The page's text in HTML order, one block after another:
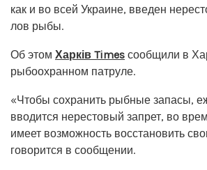
как и во всей Украине, введен
лов рыбы.
Об этом Харків Times сообщили в
рыбоохранном патруле.
«Чтобы сохранить рыбные запасы,
вводится нерестовый запрет, во
имеет возможность восстановить
говорится в сообщении.